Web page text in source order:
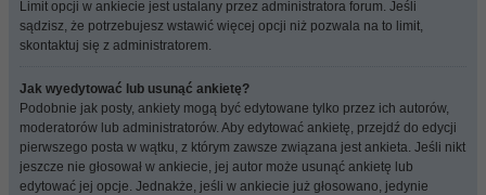
Limit opcji w ankiecie jest ustalany przez administratora forum. Jeśli
sądzisz, że potrzebujesz wstawić więcej opcji niż pozwala na to limit,
skontaktuj się z administratorem.
Jak wyedytować lub usunąć ankietę?
Podobnie jak posty, ankiety mogą być edytowane tylko przez ich autorów,
moderatorów lub administratorów. Aby edytować ankietę, przejdź do edycji
pierwszego posta w wątku, z którym zawsze związana jest ankieta. Jeśli nikt
jeszcze nie głosował w ankiecie, jej autor może usunąć ankietę lub
edytować jej opcje. Jednakże, jeśli w ankiecie już głosowano, jedynie